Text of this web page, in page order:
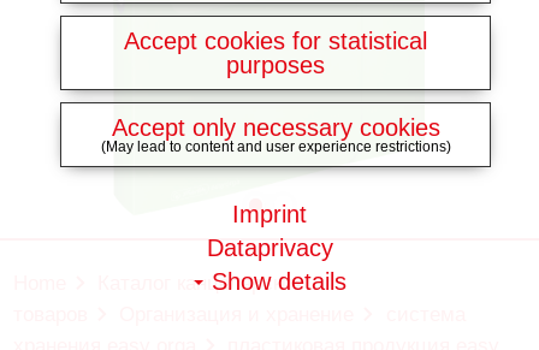
Каталог канцелярских
Accept cookies for statistical
purposes
Accept only necessary cookies
(May lead to content and user experience restrictions)
Show details
Dataprivacy
Imprint